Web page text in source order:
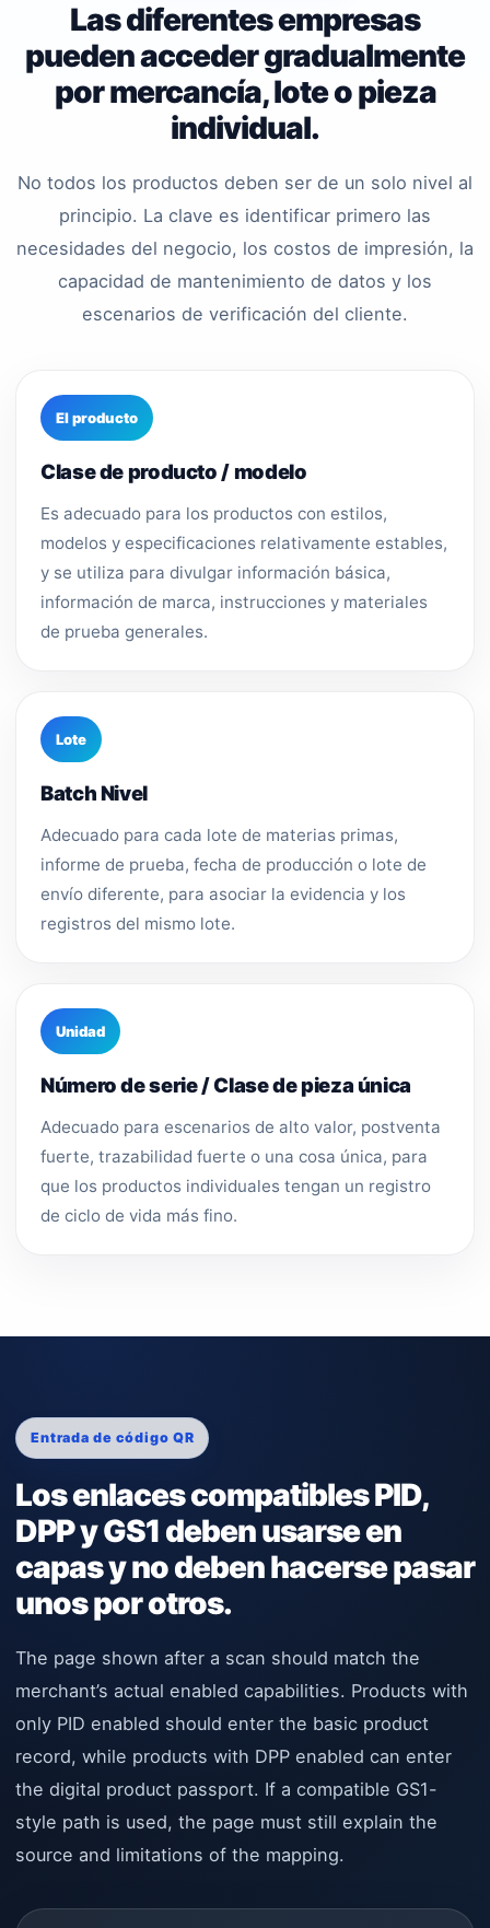
Las diferentes empresas
pueden acceder gradualmente
por mercancía, lote o pieza
individual.
No todos los productos deben ser de un solo nivel al
principio. La clave es identificar primero las
necesidades del negocio, los costos de impresión, la
capacidad de mantenimiento de datos y los
escenarios de verificación del cliente.
El producto
Clase de producto / modelo
Es adecuado para los productos con estilos,
modelos y especificaciones relativamente estables,
y se utiliza para divulgar información básica,
información de marca, instrucciones y materiales
de prueba generales.
Lote
Batch Nivel
Adecuado para cada lote de materias primas,
informe de prueba, fecha de producción o lote de
envío diferente, para asociar la evidencia y los
registros del mismo lote.
Unidad
Número de serie / Clase de pieza única
Adecuado para escenarios de alto valor, postventa
fuerte, trazabilidad fuerte o una cosa única, para
que los productos individuales tengan un registro
de ciclo de vida más fino.
Entrada de código QR
Los enlaces compatibles PID,
DPP y GS1 deben usarse en
capas y no deben hacerse pasar
unos por otros.
The page shown after a scan should match the
merchant’s actual enabled capabilities. Products with
only PID enabled should enter the basic product
record, while products with DPP enabled can enter
the digital product passport. If a compatible GS1-
style path is used, the page must still explain the
source and limitations of the mapping.